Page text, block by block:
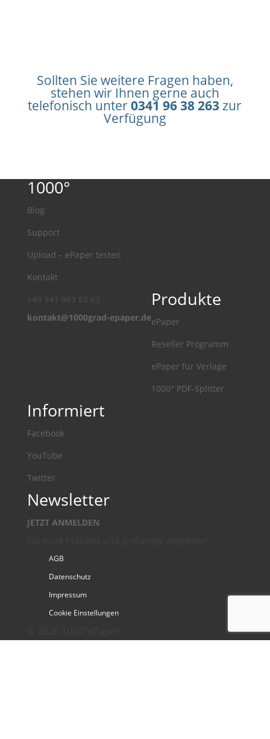
Sollten Sie weitere Fragen haben,
stehen wir Ihnen gerne auch
telefonisch unter0341 96 38 263zur
Verfügung
1000°
Blog
Support
Upload – ePaper testen
Kontakt
kontakt@1000grad-epaper.de
Produkte
ePaper
Reseller Programm
ePaper für Verlage
1000° PDF-Splitter
Informiert
Facebook
YouTube
Twitter
Newsletter
JETZT ANMELDEN
AGB
Datenschutz
Impressum
Cookie Einstellungen